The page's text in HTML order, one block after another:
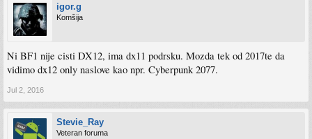
igor.g
Komšija
Ni BF1 nije cisti DX12, ima dx11 podrsku. Mozda tek od 2017te da
vidimo dx12 only naslove kao npr. Cyberpunk 2077.
Jul 2, 2016
Stevie_Ray
Veteran foruma